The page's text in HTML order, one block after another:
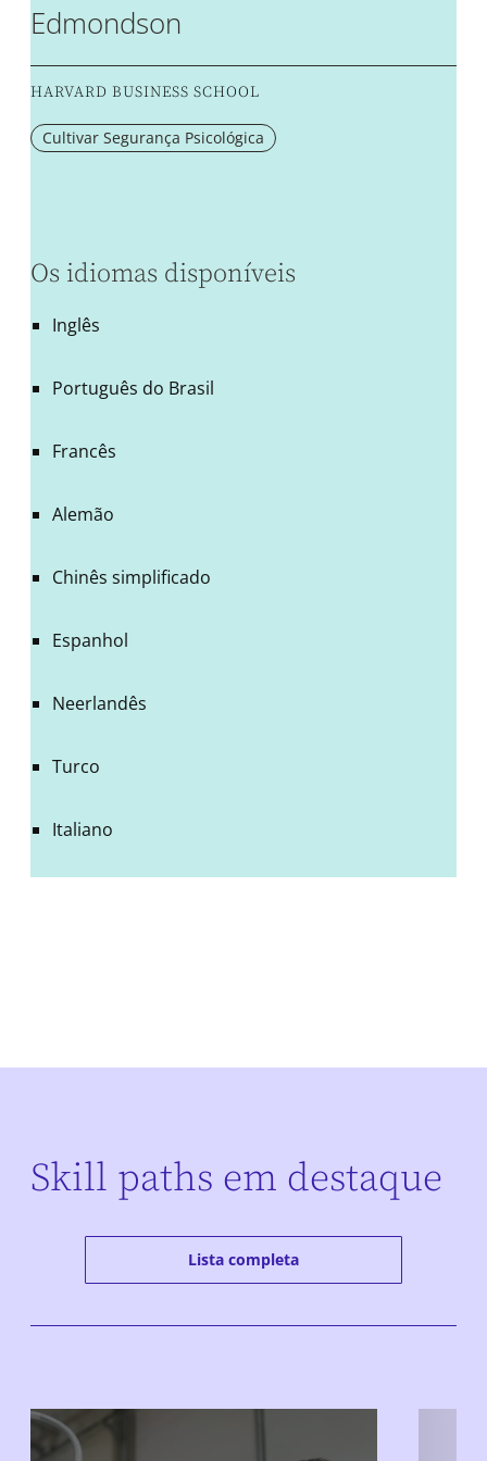
Edmondson
HARVARD BUSINESS SCHOOL
Cultivar Segurança Psicológica
Os idiomas disponíveis
Inglês
Português do Brasil
Francês
Alemão
Chinês simplificado
Espanhol
Neerlandês
Turco
Italiano
Skill paths em destaque
Lista completa